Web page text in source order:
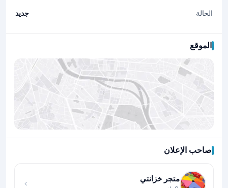
الحالة جديد
الموقع
صاحب الإعلان
متجر خزانتي